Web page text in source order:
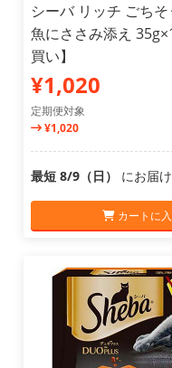
シーバ リッチ ごち
魚にささみ添え
買い】
¥1,020
定期便対象
¥1,020
最短 8/9（日） にお届け
カートに